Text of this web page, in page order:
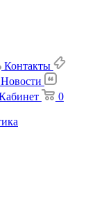
Контакты
Новости
0